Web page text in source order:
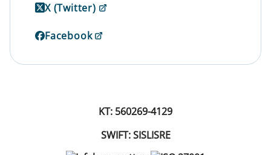
X (Twitter)
Facebook
KT: 560269-4129
SWIFT: SISLISRE